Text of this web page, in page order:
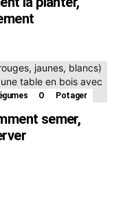
O Potager
semer,